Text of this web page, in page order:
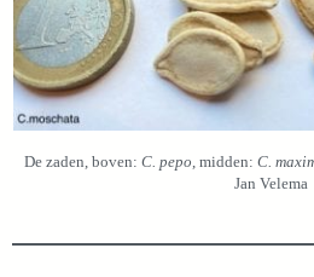
De zaden, boven: C. pepo, midden: C.
Jan Velema